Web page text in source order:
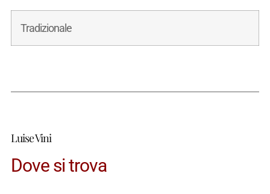
Tradizionale
Luise Vini
Dove si trova